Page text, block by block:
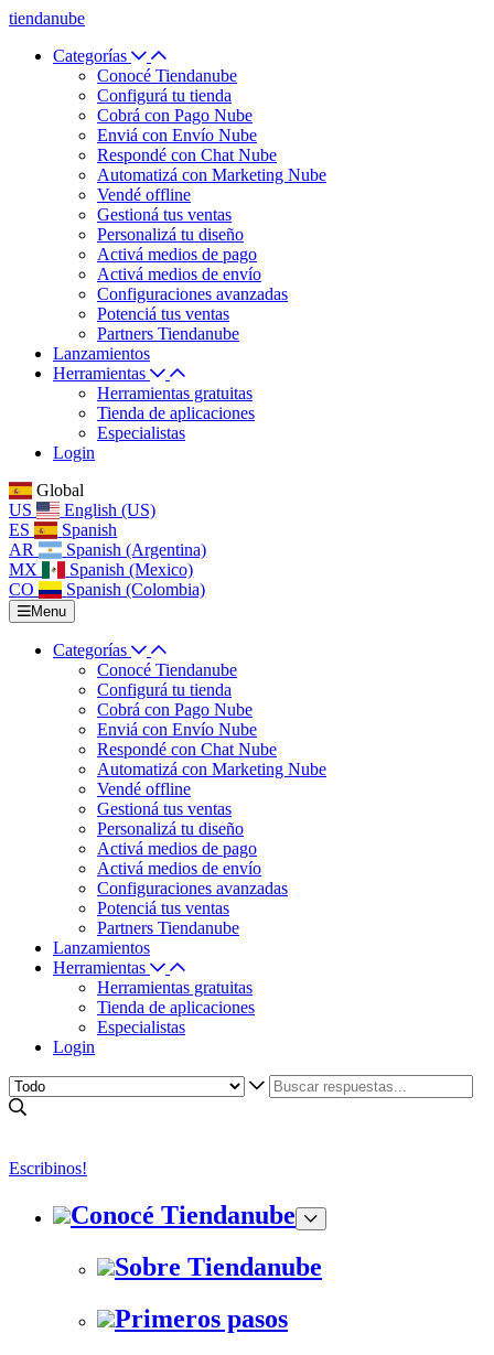
tiendanube
Categorías
Conocé Tiendanube
Configurá tu tienda
Cobrá con Pago Nube
Enviá con Envío Nube
Respondé con Chat Nube
Automatizá con Marketing Nube
Vendé offline
Gestioná tus ventas
Personalizá tu diseño
Activá medios de pago
Activá medios de envío
Configuraciones avanzadas
Potenciá tus ventas
Partners Tiendanube
Lanzamientos
Herramientas
Herramientas gratuitas
Tienda de aplicaciones
Especialistas
Login
Global
US
English (US)
ES
Spanish
AR
Spanish (Argentina)
MX
Spanish (Mexico)
CO
Spanish (Colombia)
Menu
Categorías
Conocé Tiendanube
Configurá tu tienda
Cobrá con Pago Nube
Enviá con Envío Nube
Respondé con Chat Nube
Automatizá con Marketing Nube
Vendé offline
Gestioná tus ventas
Personalizá tu diseño
Activá medios de pago
Activá medios de envío
Configuraciones avanzadas
Potenciá tus ventas
Partners Tiendanube
Lanzamientos
Herramientas
Herramientas gratuitas
Tienda de aplicaciones
Especialistas
Login
Escribinos!
Conocé Tiendanube
Sobre Tiendanube
Primeros pasos